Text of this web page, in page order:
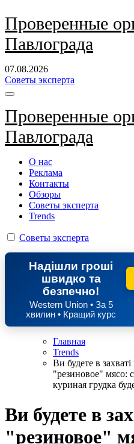
Перейти
к
содержанию
Проверенные
Павлограда
07.08.2026
Советы эксперта
Проверенные
Павлограда
О нас
Реклама
Контакты
Обзоры
Советы эксперта
Trends
Советы эксперта
Надішли гроші
швидко та
безпечно!
Western Union • За 5
хвилин • Кращий курс
Главная
Trends
Ви будете в
"резиновое" мясо:
куриная грудка
Ви будете в
"резиновое"